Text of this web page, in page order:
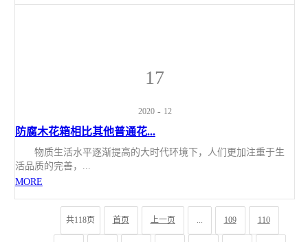
17
2020 - 12
防腐木花箱相比其他普通花...
物质生活水平逐渐提高的大时代环境下，人们更加注重于生
活品质的完善，...
MORE
共118页 首页 上一页 ... 109 110